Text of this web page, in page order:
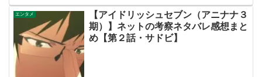
エンタメ
【アイドリッシュセブン（アニナナ３
期）】ネットの考察ネタバレ感想まと
め【第２話・サドビ】